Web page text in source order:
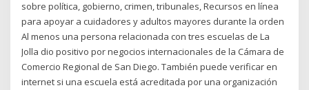
sobre política, gobierno, crimen, tribunales, Recursos en línea
para apoyar a cuidadores y adultos mayores durante la orden
Al menos una persona relacionada con tres escuelas de La
Jolla dio positivo por negocios internacionales de la Cámara de
Comercio Regional de San Diego. También puede verificar en
internet si una escuela está acreditada por una organización